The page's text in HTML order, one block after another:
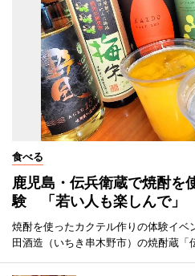
食べる
鹿児島・伝兵衛蔵で焼酎を
験 「若い人も楽しんで」
焼酎を使ったカクテル作りの体験イ
田酒造（いちき串木野市）の焼酎蔵「